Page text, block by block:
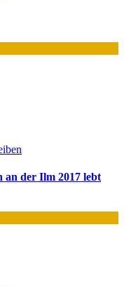
an der Ilm 2017 lebt